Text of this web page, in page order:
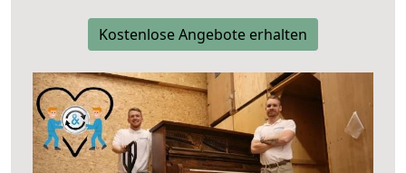
Kostenlose Angebote erhalten